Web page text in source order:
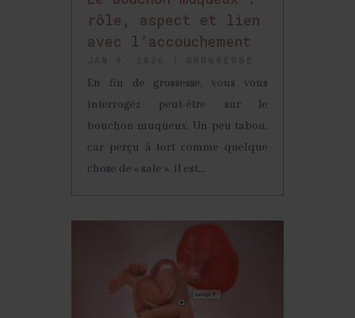
rôle, aspect et lien
avec l’accouchement
En fin de grossesse, vous vous
interrogez peut-être sur le
bouchon muqueux. Un peu tabou,
car perçu à tort comme quelque
chose de « sale », il est...